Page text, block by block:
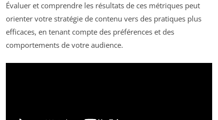
Évaluer et comprendre les résultats de ces métriques peut
orienter votre stratégie de contenu vers des pratiques plus
efficaces, en tenant compte des préférences et des
comportements de votre audience.